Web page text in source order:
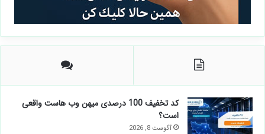
کد تخفیف 100 درصدی میهن وب هاست واقعی
است؟
آگوست 8, 2026